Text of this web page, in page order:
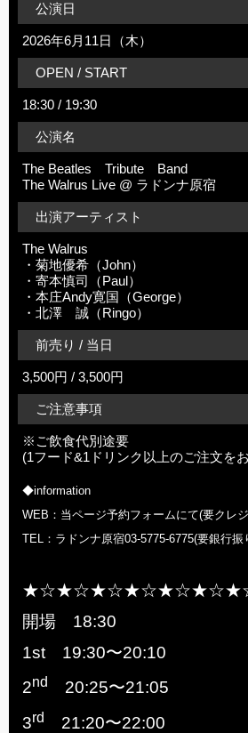
公演日
2026年6月11日（木）
OPEN / START
18:30 / 19:30
公演名
The Beatles Tribute Band
The Walrus Live @ ラドンナ原宿
出演アーティスト
The Walrus
・菊地優希（John）
・寄本慎司（Paul）
・本庄Andy寛国（George）
・北澤 誠（Ringo）
前売り / 当日
3,500円 / 3,500円
ご注意事項
※ご飲食代別途要
(1フード&1ドリンク以上のご注文を
◆information
WEB：当ページ予約フォームにて(要クレ
TEL：ラドンナ原宿03-5775-6775(要銀行振
開場 18:30
1st 19:30〜20:10
2nd
20:25〜21:05
3rd 21:20〜22:00